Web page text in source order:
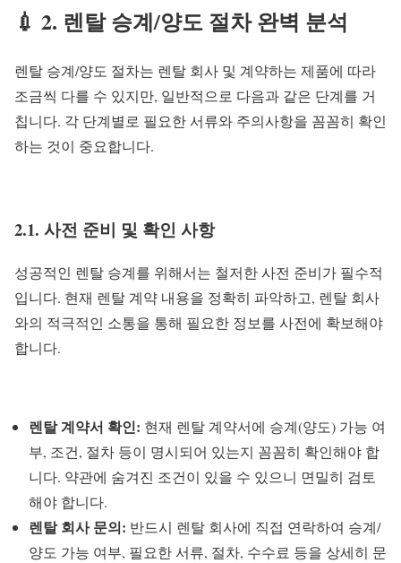
💉 2. 렌탈 승계/양도 절차 완벽 분석
렌탈 승계/양도 절차는 렌탈 회사 및 계약하는 제품에 따라
조금씩 다를 수 있지만, 일반적으로 다음과 같은 단계를 거
칩니다. 각 단계별로 필요한 서류와 주의사항을 꼼꼼히 확인
하는 것이 중요합니다.
2.1. 사전 준비 및 확인 사항
성공적인 렌탈 승계를 위해서는 철저한 사전 준비가 필수적
입니다. 현재 렌탈 계약 내용을 정확히 파악하고, 렌탈 회사
와의 적극적인 소통을 통해 필요한 정보를 사전에 확보해야
합니다.
렌탈 계약서 확인: 현재 렌탈 계약서에 승계(양도) 가능 여
부, 조건, 절차 등이 명시되어 있는지 꼼꼼히 확인해야 합
니다. 약관에 숨겨진 조건이 있을 수 있으니 면밀히 검토
해야 합니다.
렌탈 회사 문의: 반드시 렌탈 회사에 직접 연락하여 승계/
양도 가능 여부, 필요한 서류, 절차, 수수료 등을 상세히 문